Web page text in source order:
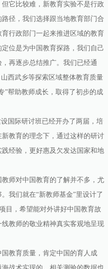
它比较难，新教育实验不是行政
径，我们选择跟当地教育部门合
行政部门一起来推进区域的教育
位是为中国教育探路，我们自己
再逐步总结推广。我们已经通
西武乡等探索区域整体教育质量
”帮助教师成长，取得了初步的成
国际研讨班已经开办了两届，培
教育的理念下，通过这样的研讨
经验，更好惠及欠发达国家和地
师对中国教育的了解并不多，尤
我们就在“新教师基金”里设计了
目，希望能对外讲好中国教育故
教师的敬业精神真实客观地呈现
教育质量，肯定中国的育人成